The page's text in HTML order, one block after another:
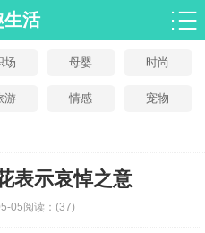
生活
场 母婴 时尚
游 情感 宠物
表示哀悼之意
05阅读： (37)